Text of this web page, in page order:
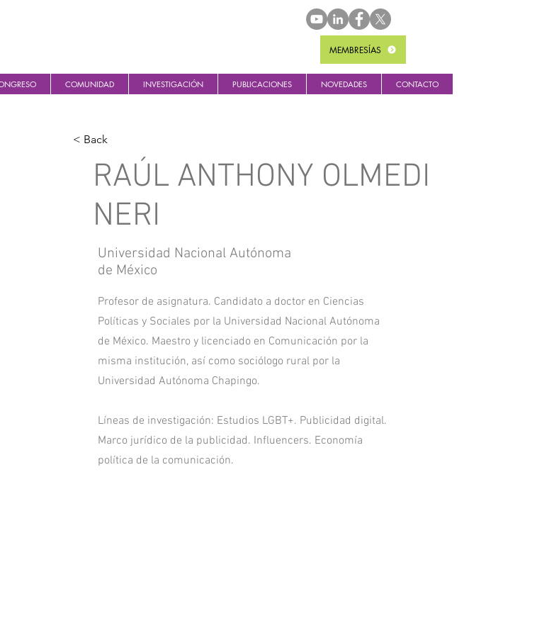
MEMBRESÍAS
COMUNIDAD INVESTIGACIÓN PUBLICACIONES NOVEDADES CONTACTO
< Back
RAÚL ANTHONY OLMEDI
NERI
Universidad Nacional Autónoma
de México
Profesor de asignatura. Candidato a doctor en Ciencias
Políticas y Sociales por la Universidad Nacional Autónoma
de México. Maestro y licenciado en Comunicación por la
misma institución, así como sociólogo rural por la
Universidad Autónoma Chapingo.
Líneas de investigación: Estudios LGBT+. Publicidad digital.
Marco jurídico de la publicidad. Influencers. Economía
política de la comunicación.